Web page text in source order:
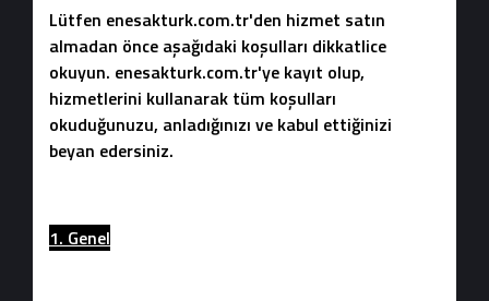
Lütfen enesakturk.com.tr'den hizmet satın
almadan önce aşağıdaki koşulları dikkatlice
okuyun. enesakturk.com.tr'ye kayıt olup,
hizmetlerini kullanarak tüm koşulları
okuduğunuzu, anladığınızı ve kabul ettiğinizi
beyan edersiniz.
1. Genel